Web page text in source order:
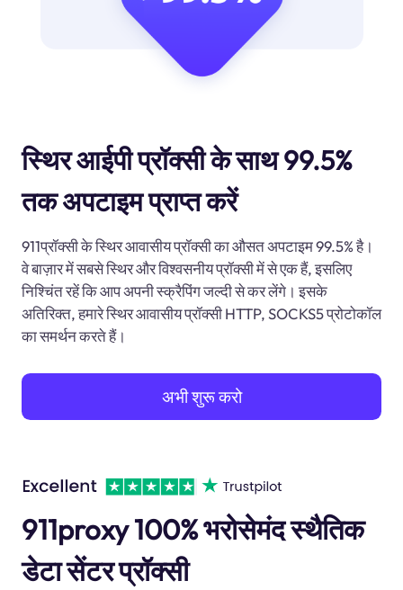
स्थिर आईपी प्रॉक्सी के साथ 99.5%
तक अपटाइम प्राप्त करें
911प्रॉक्सी के स्थिर आवासीय प्रॉक्सी का औसत अपटाइम 99.5% है।
वे बाज़ार में सबसे स्थिर और विश्वसनीय प्रॉक्सी में से एक हैं, इसलिए
निश्चिंत रहें कि आप अपनी स्क्रैपिंग जल्दी से कर लेंगे। इसके
अतिरिक्त, हमारे स्थिर आवासीय प्रॉक्सी HTTP, SOCKS5 प्रोटोकॉल
का समर्थन करते हैं।
अभी शुरू करो
911proxy 100% भरोसेमंद स्थैतिक
डेटा सेंटर प्रॉक्सी